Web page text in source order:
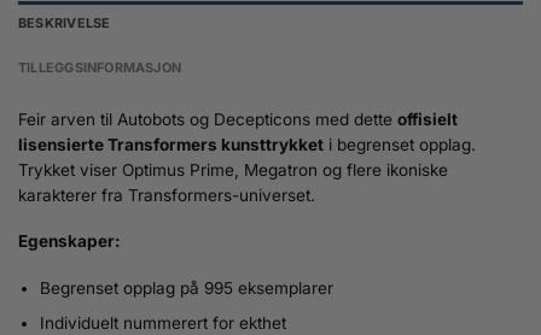
BESKRIVELSE
TILLEGGSINFORMASJON
Feir arven til Autobots og Decepticons med dette offisielt
lisensierte Transformers kunsttrykket i begrenset opplag.
Trykket viser Optimus Prime, Megatron og flere ikoniske
karakterer fra Transformers-universet.
Egenskaper:
Begrenset opplag på 995 eksemplarer
Individuelt nummerert for ekthet